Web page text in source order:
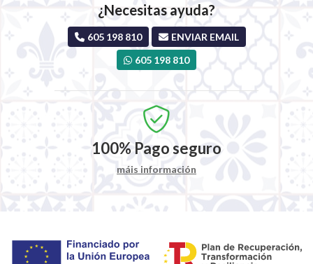
¿Necesitas ayuda?
605 198 810
ENVIAR EMAIL
605 198 810
100% Pago seguro
máis información